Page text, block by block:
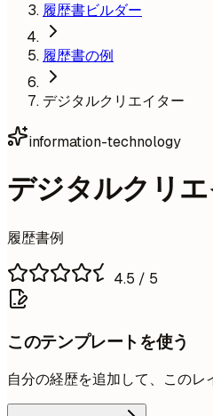
履歴書ビルダー
履歴書の例
デジタルクリエイター
information-technology
デジタルクリ
履歴書例
4.5 / 5
このテンプレートを使う
自分の経歴を追加して、このレ